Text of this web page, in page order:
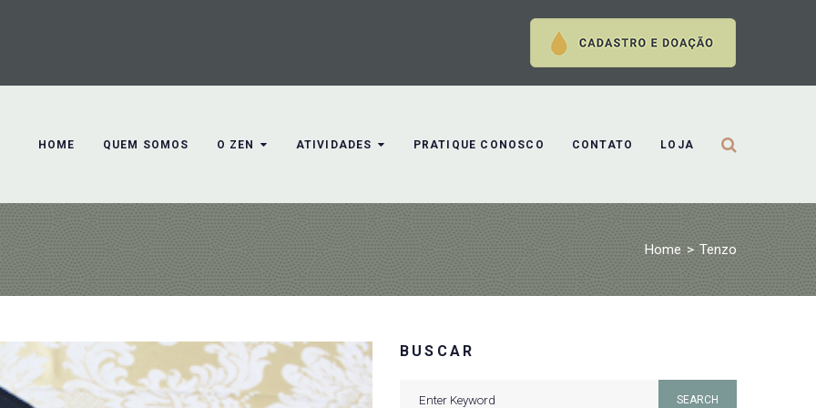
HOME QUEM SOMOS O ZEN ATIVIDADES PRATIQUE CONOSCO CONTATO LOJA
Home > Tenzo
BUSCAR
SEARCH